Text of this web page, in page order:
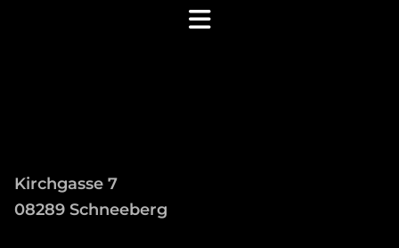
Kirchgasse 7
08289 Schneeberg